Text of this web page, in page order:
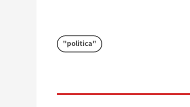
"politica"